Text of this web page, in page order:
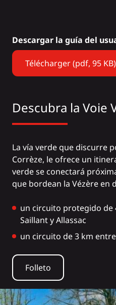
Descargar la guía del
Télécharger (pdf, 95 KB)
Descubra la Voie
La vía verde que discurre
Corrèze, le ofrece un
verde se conectará
que bordean la Vézère en
un circuito protegido de
Saillant y Allassac
un circuito de 3 km
Folleto